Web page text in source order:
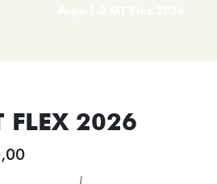
FLEX 2026